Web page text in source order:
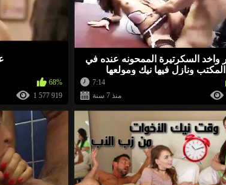
منذ 1 سنة
أن آلاف الفتيات العازبات ينتظرن ممارسة الجنس. انظروا
»
منذ 1 سنة
68%
1 577 919
واخد السكرتيرة الممحونه عنده في
المكتب ونازل فيها نيك ومولعها
7:14
منذ 7 سنة